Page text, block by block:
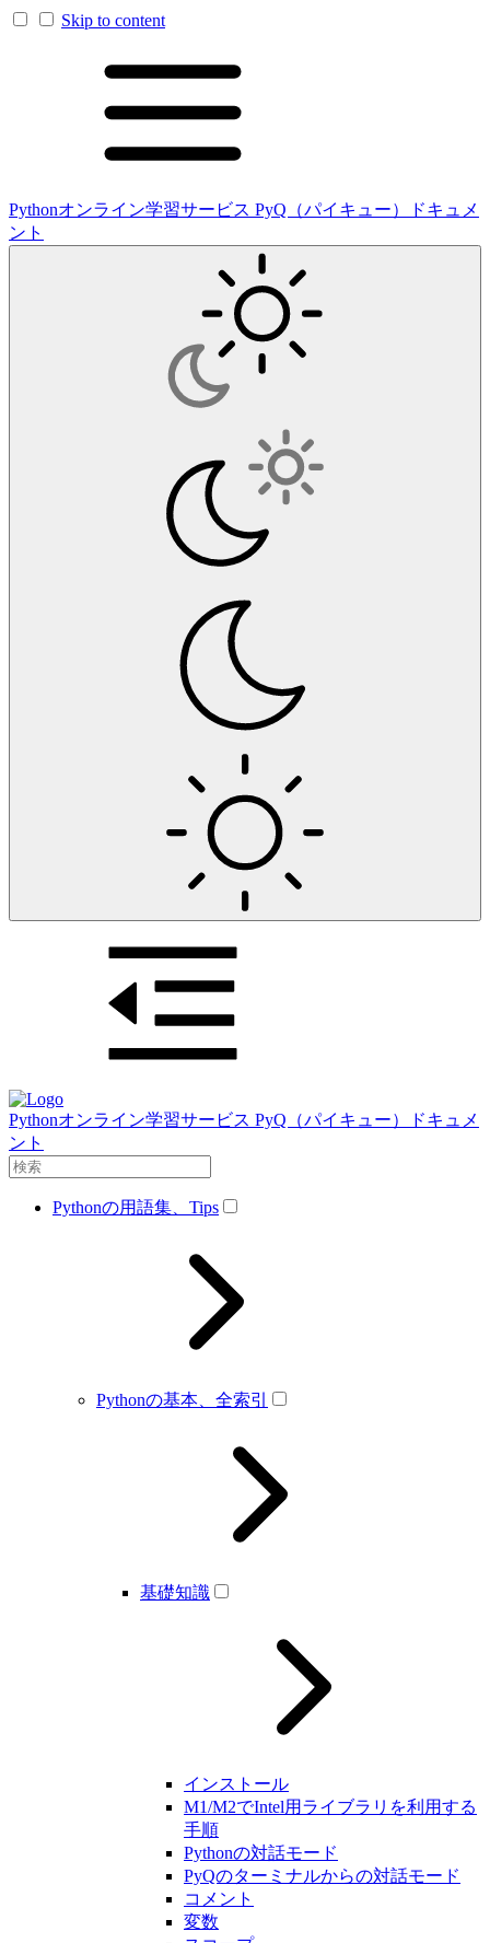
Skip to content
Pythonオンライン学習サービス PyQ（パイキュー）ドキュメ
ント
Pythonオンライン学習サービス PyQ（パイキュー）ドキュメ
ント
Pythonの用語集、Tips
Pythonの基本、全索引
基礎知識
インストール
M1/M2でIntel用ライブラリを利用する
手順
Pythonの対話モード
PyQのターミナルからの対話モード
コメント
変数